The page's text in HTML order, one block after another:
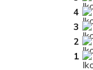
4
3
2
1